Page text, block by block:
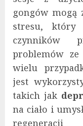
gongów mogą
stresu, który
czynników
problemów ze
wielu
jest
takich jak
na ciało i